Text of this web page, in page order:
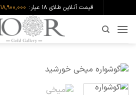
to
content
قیمت آنلاین طلای ۱۸ عیار: 18,900,000 تومان